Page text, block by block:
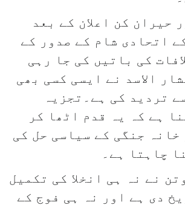
حیران کن اعلان کے بعد
اتحادی شام کے صدور کے
کی باتیں کی جا رہی
الاسد نے ایسی کسی بھی
تردید کی ہے۔تجزیہ
ہے کہ یہ قدم اٹھا کر
خانہ جنگی کے سیاسی حل کی
چاہتا ہے۔
نے نہ ہی انخلا کی تکمیل
دی ہے اور نہ ہی فوج کے